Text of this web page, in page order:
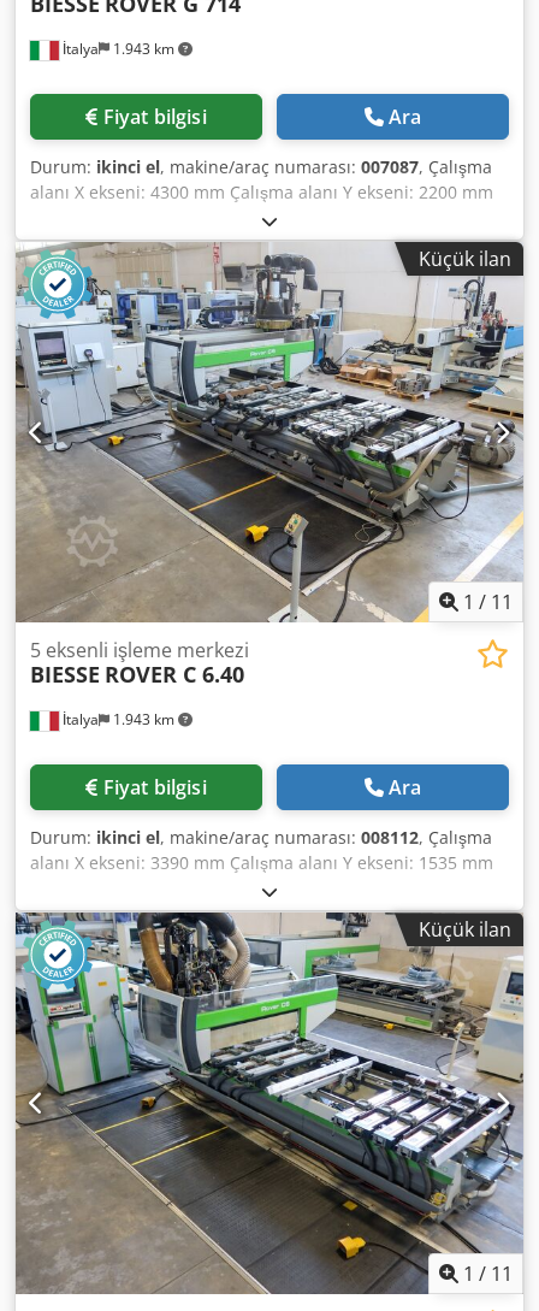
İtalya 1.943 km
Fiyat bilgisi Ara
Durum: ikinci el, makine/araç numarası: 007087, Çalışma
alanı X ekseni: 4300 mm Çalışma alanı Y ekseni: 2200 mm
Çalışma tablası: nesting masası Ana mil gücü: 12 kW
Kontrollü eksen sayısı: 4 eksen Dodpfx Adsy Nkrveiewa
Delme mili sayısı: 40 Takım yeri sayısı: 30
Küçük ilan
1 / 11
İtalya 1.943 km
5 eksenli işleme merkezi
BIESSE ROVER C 6.40
Fiyat bilgisi Ara
Durum: ikinci el, makine/araç numarası: 008112, Çalışma
alanı X ekseni: 3390 mm Çalışma alanı Y ekseni: 1535 mm
Çalışma seviyesi: Vakum konsol destekli Ana mil gücü: 15
kW Kontrollü eksen sayısı: 5 eksen Delme mili sayısı: 21
Takım yeri sayısı: 14 Dwsdpfx Adow Idgvoisa
Küçük ilan
1 / 11